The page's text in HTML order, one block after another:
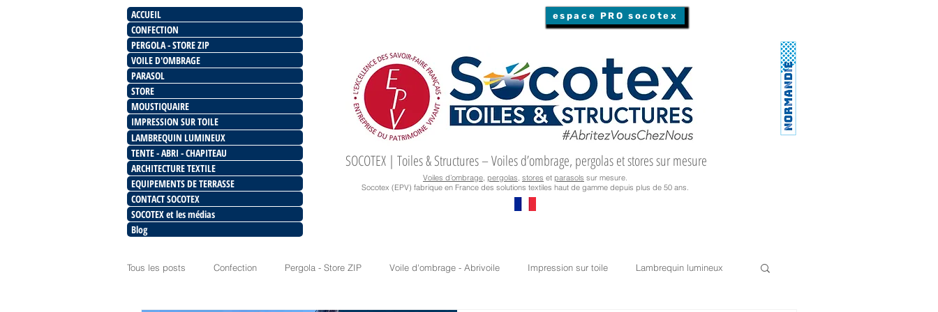
ACCUEIL
CONFECTION
PERGOLA - STORE ZIP
VOILE D'OMBRAGE
PARASOL
STORE
MOUSTIQUAIRE
IMPRESSION SUR TOILE
LAMBREQUIN LUMINEUX
TENTE - ABRI - CHAPITEAU
ARCHITECTURE TEXTILE
EQUIPEMENTS DE TERRASSE
CONTACT SOCOTEX
SOCOTEX et les médias
Blog
espace PRO socotex
SOCOTEX | Toiles & Structures – Voiles d’ombrage, pergolas et stores sur mesure
Voiles d’ombrage, pergolas, stores et parasols sur mesure.
Socotex (EPV) fabrique en France des solutions textiles haut de gamme depuis plus de 50 ans.
Tous les posts Confection Pergola - Store ZIP Voile d'ombrage - Abrivoile Impression sur toile Lambrequin lumineux